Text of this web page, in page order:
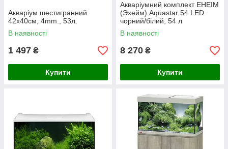
Акваріум шестигранний
42х40см, 4mm., 53л.
В наявності
1 497 ₴
Купити
Акваріумний комплект EHEIM
(Эхейм) Аquastar 54 LED
чорний/білий, 54 л
(60*30*30см)
В наявності
8 270 ₴
Купити